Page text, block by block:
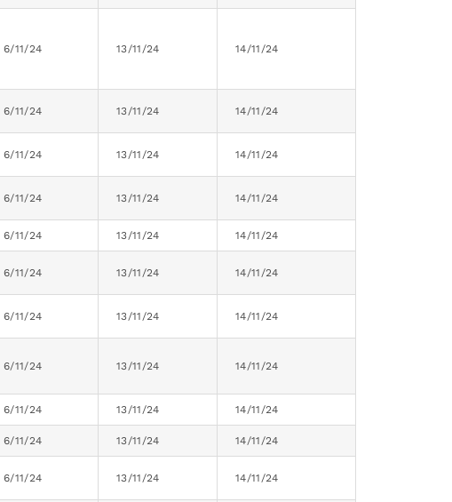
6/11/24 13/11/24 14/11/24
6/11/24 13/11/24 14/11/24
6/11/24 13/11/24 14/11/24
6/11/24 13/11/24 14/11/24
6/11/24 13/11/24 14/11/24
6/11/24 13/11/24 14/11/24
6/11/24 13/11/24 14/11/24
6/11/24 13/11/24 14/11/24
6/11/24 13/11/24 14/11/24
6/11/24 13/11/24 14/11/24
6/11/24 13/11/24 14/11/24